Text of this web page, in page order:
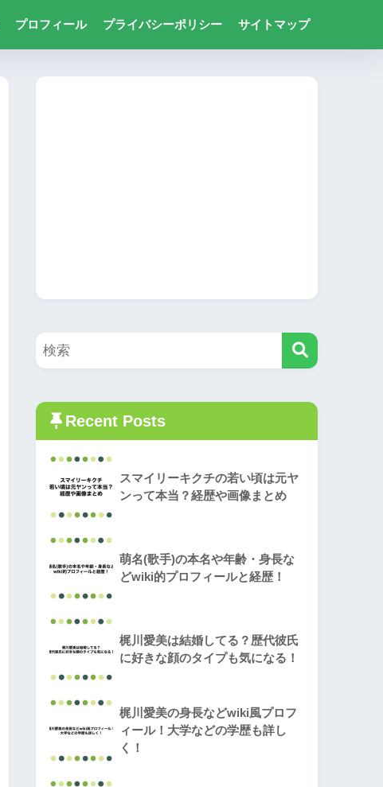
プロフィール プライバシーポリシー サイトマップ
Recent Posts
スマイリーキクチの若い頃は元ヤ
ンって本当？経歴や画像まとめ
萌名(歌手)の本名や年齢・身長な
どwiki的プロフィールと経歴！
梶川愛美は結婚してる？歴代彼氏
に好きな顔のタイプも気になる！
梶川愛美の身長などwiki風プロフ
ィール！大学などの学歴も詳し
く！